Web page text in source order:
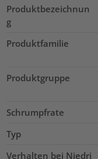
Produktbezeichnun
g
Produktfamilie
Produktgruppe
Schrumpfrate
Typ
Verhalten bei Niedri